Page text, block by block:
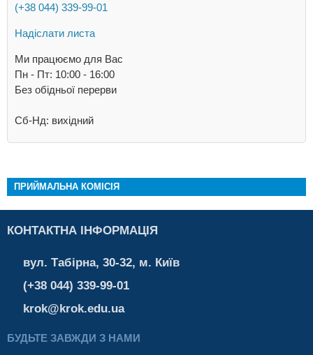
(+38 044) 339-99-01
Надіслати листа
Ми працюємо для Вас
Пн - Пт: 10:00 - 16:00
Без обідньої перерви
Сб-Нд: вихідний
ПРИЙМАЛЬНА КОМІСІЯ
КОНТАКТНА ІНФОРМАЦІЯ
вул. Табірна, 30-32, м. Київ
(+38 044) 339-99-01
krok@krok.edu.ua
БУДЬТЕ ЗАВЖДИ З НАМИ